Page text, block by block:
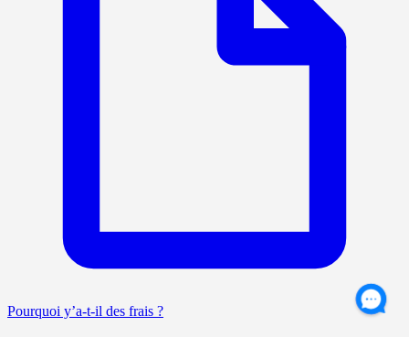
Pourquoi y’a-t-il des frais ?